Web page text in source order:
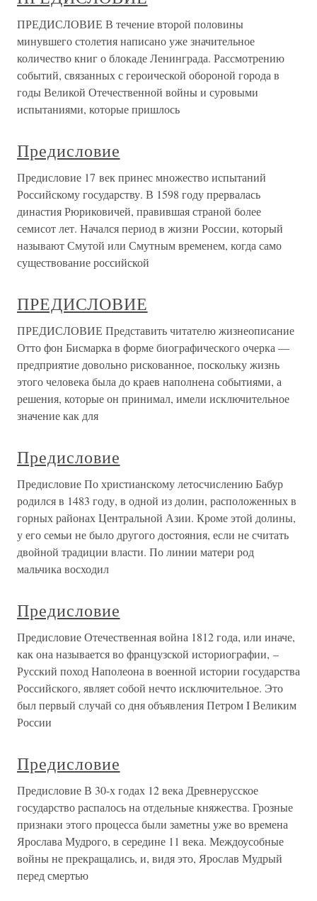
ПРЕДИСЛОВИЕ В течение второй половины
минувшего столетия написано уже значительное
количество книг о блокаде Ленинграда. Рассмотрению
событий, связанных с героической обороной города в
годы Великой Отечественной войны и суровыми
испытаниями, которые пришлось
Предисловие
Предисловие 17 век принес множество испытаний
Российскому государству. В 1598 году прервалась
династия Рюриковичей, правившая страной более
семисот лет. Начался период в жизни России, который
называют Смутой или Смутным временем, когда само
существование российской
ПРЕДИСЛОВИЕ
ПРЕДИСЛОВИЕ Представить читателю жизнеописание
Отто фон Бисмарка в форме биографического очерка —
предприятие довольно рискованное, поскольку жизнь
этого человека была до краев наполнена событиями, а
решения, которые он принимал, имели исключительное
значение как для
Предисловие
Предисловие По христианскому летосчислению Бабур
родился в 1483 году, в одной из долин, расположенных в
горных районах Центральной Азии. Кроме этой долины,
у его семьи не было другого достояния, если не считать
двойной традиции власти. По линии матери род
мальчика восходил
Предисловие
Предисловие Отечественная война 1812 года, или иначе,
как она называется во французской историографии, –
Русский поход Наполеона в военной истории государства
Российского, являет собой нечто исключительное. Это
был первый случай со дня объявления Петром I Великим
России
Предисловие
Предисловие В 30-х годах 12 века Древнерусское
государство распалось на отдельные княжества. Грозные
признаки этого процесса были заметны уже во времена
Ярослава Мудрого, в середине 11 века. Междоусобные
войны не прекращались, и, видя это, Ярослав Мудрый
перед смертью